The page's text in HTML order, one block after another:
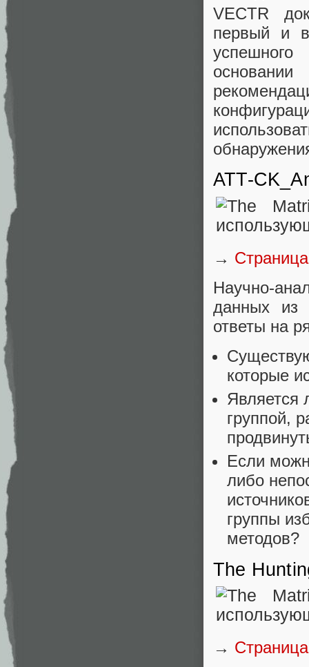
VECTR
первый и
успешного
ATT-
→
Научно-
данных из
ответы на
которые
Является
группой,
Если
либо
группы
методов?
The
→